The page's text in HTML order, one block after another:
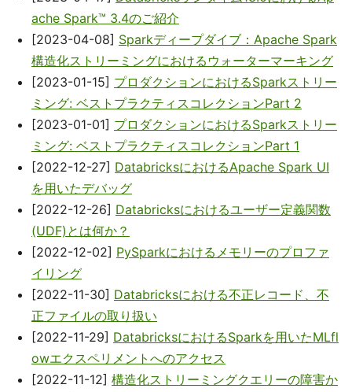
ache Spark™ 3.4のご紹介
[2023-04-08] Sparkディープダイブ：Apache Spark
構造化ストリーミングにおけるウォーターマーキング
[2023-01-15] プロダクションにおけるSparkストリー
ミング: ベストプラクティスコレクションPart 2
[2023-01-01] プロダクションにおけるSparkストリー
ミング: ベストプラクティスコレクションPart 1
[2022-12-27] DatabricksにおけるApache Spark UI
を用いたデバッグ
[2022-12-26] Databricksにおけるユーザー定義関数
(UDF)とは何か？
[2022-12-02] PySparkにおけるメモリーのプロファ
イリング
[2022-11-30] Databricksにおける不正レコード、不
正ファイルの取り扱い
[2022-11-29] DatabricksにおけるSparkを用いたMLfl
owエクスペリメントへのアクセス
[2022-11-12] 構造化ストリーミングクエリーの障害か